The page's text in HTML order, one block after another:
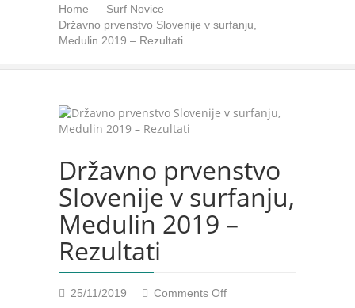
Home
Surf Novice
Državno prvenstvo Slovenije v surfanju,
Medulin 2019 – Rezultati
Državno prvenstvo
Slovenije v surfanju,
Medulin 2019 –
Rezultati
25/11/2019 Comments Offon